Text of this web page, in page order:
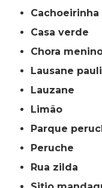
cachoeirinha
casa verde
chora
lausane
lauzane
limão
parque
peruche
rua zilda